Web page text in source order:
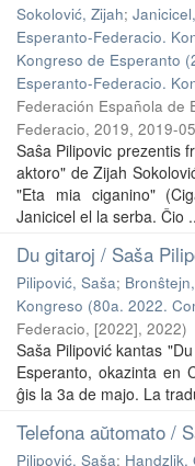
Sokolović, Zijah;
Esperanto-Federacio.
Kongreso de Esperanto
Esperanto-Federacio.
Federación Española de
Federacio, 2019, 2019-05
Saŝa Pilipovic prezentis
aktoro" de Zijah
"Eta mia ciganino"
Janicicel el la serba. Ĉio
Du gitaroj / Saša
Pilipović, Saša;
Kongreso (80a. 2022.
Federacio, [2022], 2022)
Saša Pilipović kantas
Esperanto, okazinta en
ĝis la 3a de majo. La
Telefona aŭtomato /
Pilipović, Saša; Handzlik,